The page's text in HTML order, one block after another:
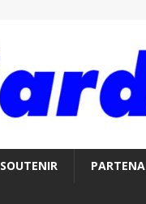
SOUTENIR